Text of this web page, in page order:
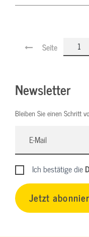
Seite
Newsletter
Bleiben Sie einen Schritt
Ich bestätige die
Jetzt